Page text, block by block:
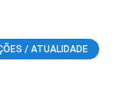
/ ATUALIDADE